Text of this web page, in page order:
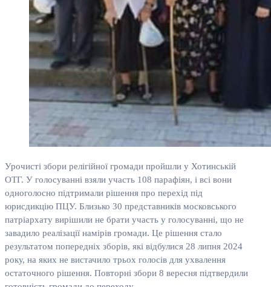
Урочисті збори релігійної громади пройшли у Хотинській
ОТГ. У голосуванні взяли участь 108 парафіян, і всі вони
одноголосно підтримали рішення про перехід під
юрисдикцію ПЦУ. Близько 30 представників московського
патріархату вирішили не брати участь у голосуванні, що не
завадило реалізації намірів громади. Це рішення стало
результатом попередніх зборів, які відбулися 28 липня 2024
року, на яких не вистачило трьох голосів для ухвалення
остаточного рішення. Повторні збори 8 вересня підтвердили